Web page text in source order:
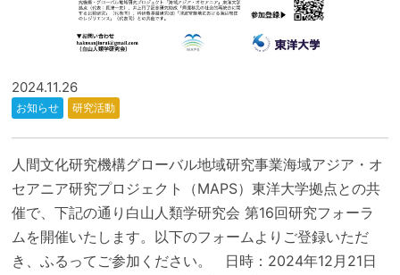
2024.11.26
お知らせ 研究活動
人間文化研究機構グローバル地域研究事業海域アジア・オ
セアニア研究プロジェクト（MAPS）東洋大学拠点との共
催で、下記の通り白山人類学研究会 第16回研究フォーラ
ムを開催いたします。以下のフォームよりご登録いただ
き、ふるってご参加ください。 日時：2024年12月21日